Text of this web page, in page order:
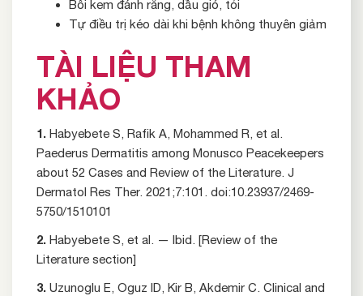
Bôi kem đánh răng, dầu gió, tỏi
Tự điều trị kéo dài khi bệnh không thuyên giảm
TÀI LIỆU THAM
KHẢO
1. Habyebete S, Rafik A, Mohammed R, et al.
Paederus Dermatitis among Monusco Peacekeepers
about 52 Cases and Review of the Literature. J
Dermatol Res Ther. 2021;7:101. doi:10.23937/2469-
5750/1510101
2. Habyebete S, et al. — Ibid. [Review of the
Literature section]
3. Uzunoglu E, Oguz ID, Kir B, Akdemir C. Clinical and